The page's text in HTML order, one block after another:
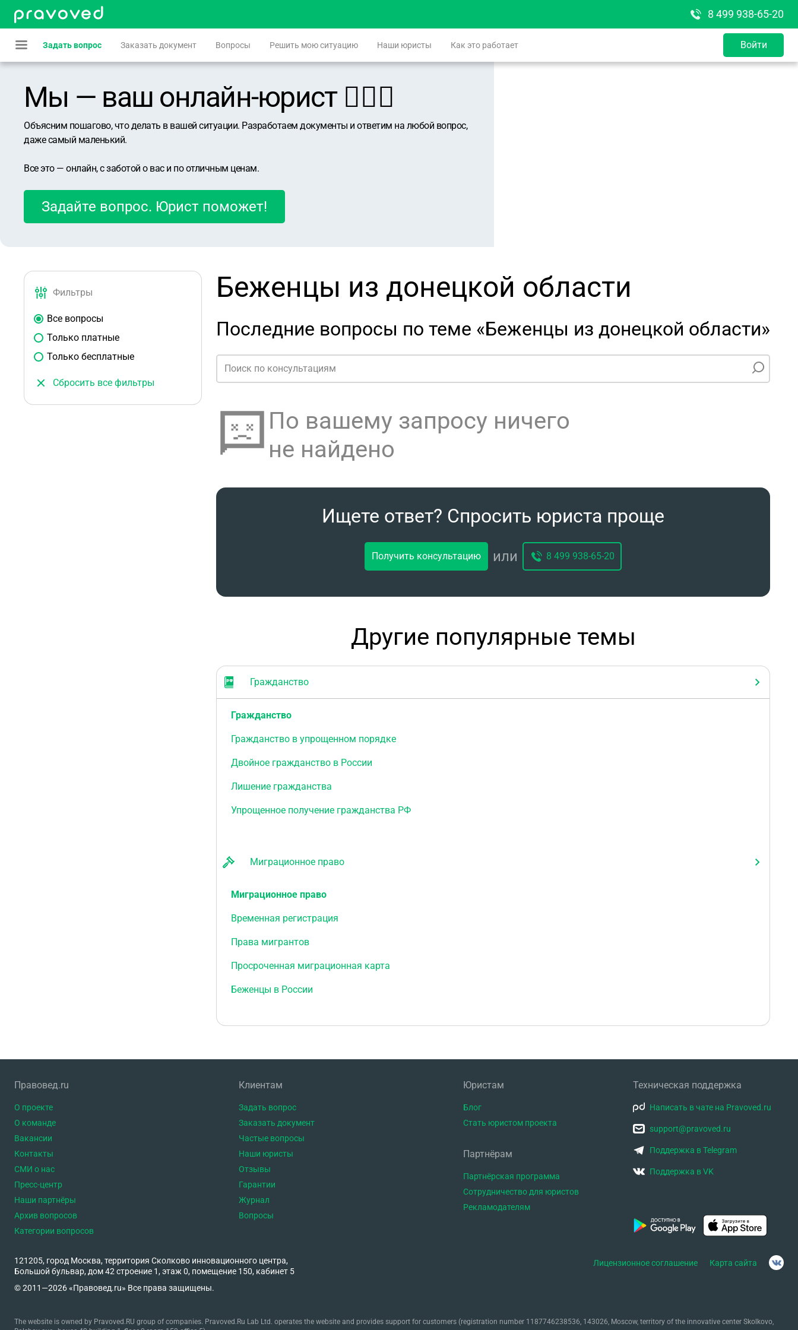
8 499 938-65-20
Задать вопрос Заказать документ Вопросы Решить мою ситуацию Наши юристы Как это работает Войти
Мы — ваш онлайн-юрист 👨🏻‍⚖️
Объясним пошагово, что делать в вашей ситуации. Разработаем документы и ответим на любой вопрос,
даже самый маленький.
Все это — онлайн, с заботой о вас и по отличным ценам.
Задайте вопрос. Юрист поможет!
Фильтры
Все вопросы
Только платные
Только бесплатные
Сбросить все фильтры
Беженцы из донецкой области
Последние вопросы по теме «Беженцы из донецкой области»
По вашему запросу ничего
не найдено
Ищете ответ? Спросить юриста проще
Получить консультацию или 8 499 938-65-20
Другие популярные темы
Гражданство
Гражданство
Гражданство в упрощенном порядке
Двойное гражданство в России
Лишение гражданства
Упрощенное получение гражданства РФ
Миграционное право
Миграционное право
Временная регистрация
Права мигрантов
Просроченная миграционная карта
Беженцы в России
Правовед.ru
О проекте
О команде
Вакансии
Контакты
СМИ о нас
Пресс-центр
Наши партнёры
Архив вопросов
Категории вопросов
Клиентам
Задать вопрос
Заказать документ
Частые вопросы
Наши юристы
Отзывы
Гарантии
Журнал
Вопросы
Юристам
Блог
Стать юристом проекта
Партнёрам
Партнёрская программа
Сотрудничество для юристов
Рекламодателям
Техническая поддержка
Написать в чате на Pravoved.ru
support@pravoved.ru
Поддержка в Telegram
Поддержка в VK
121205, город Москва, территория Сколково инновационного центра,
Большой бульвар, дом 42 строение 1, этаж 0, помещение 150, кабинет 5
© 2011—2026 «Правовед.ru» Все права защищены.
Лицензионное соглашение Карта сайта
The website is owned by Pravoved.RU group of companies. Pravoved.Ru Lab Ltd. operates the website and provides support for customers (registration number 1187746238536, 143026, Moscow, territory of the innovative center Skolkovo,